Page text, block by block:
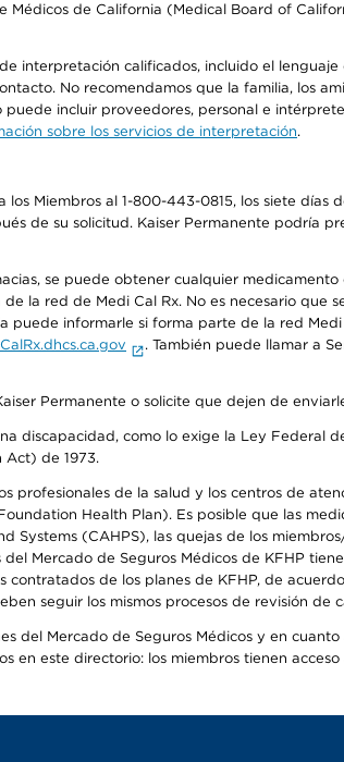
Médicos de California (Medical Board of
interpretación calificados, incluido el
No recomendamos que la familia, los
incluir proveedores, personal e
sobre los servicios de interpretación.
Miembros al 1-800-443-0815, los siete días
de su solicitud. Kaiser Permanente podría
se puede obtener cualquier
la red de Medi Cal Rx. No es necesario que
puede informarle si forma parte de la red
. También puede llamar a
Permanente o solicite que dejen de
discapacidad, como lo exige la Ley Federal
Act) de 1973.
profesionales de la salud y los centros de
Health Plan). Es posible que las
(CAHPS), las quejas de los
Mercado de Seguros Médicos de KFHP
de los planes de KFHP, de
seguir los mismos procesos de revisión de
del Mercado de Seguros Médicos y en
en este directorio: los miembros tienen